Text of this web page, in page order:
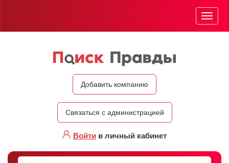
Добавить компанию
Связаться с администрацией
Войти в личный кабинет
Меню